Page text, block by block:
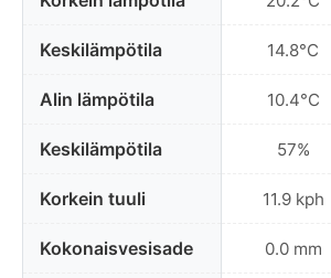
Keskilämpötila
Alin lämpötila
Keskilämpötila
Korkein tuuli
Kokonaisvesisade
14.8°C
10.4°C
57%
11.9 kph
0.0 mm